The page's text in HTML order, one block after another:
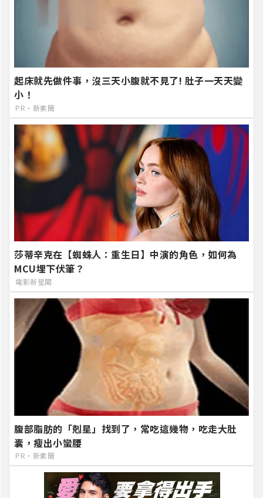
起床就先做件事，沒三天小腹就不見了! 肚子一天天變
小！
PR・新素簡
莎蒂辛克在【蜘蛛人：重生日】中演的角色，如何為
MCU埋下伏筆？
電影新星聞
腹部脂肪的「剋星」找到了，常吃這幾物，吃走大肚
囊，瘦出小蠻腰
PR・新素簡